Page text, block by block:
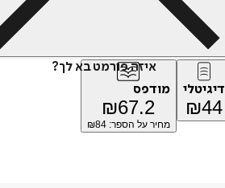
איזה פורמט בא לך?
דיגיטלי
₪44
מודפס
₪67.2
מחיר על הספר: ₪84